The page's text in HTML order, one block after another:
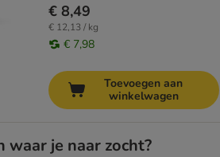
€ 8,49
€ 12,13 / kg
€ 7,98
Toevoegen aan
winkelwagen
waar je naar zocht?